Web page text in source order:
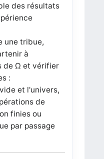
des résultats
une tribue,
à
de Ω et vérifier
:
et l'univers,
de
finies ou
par passage